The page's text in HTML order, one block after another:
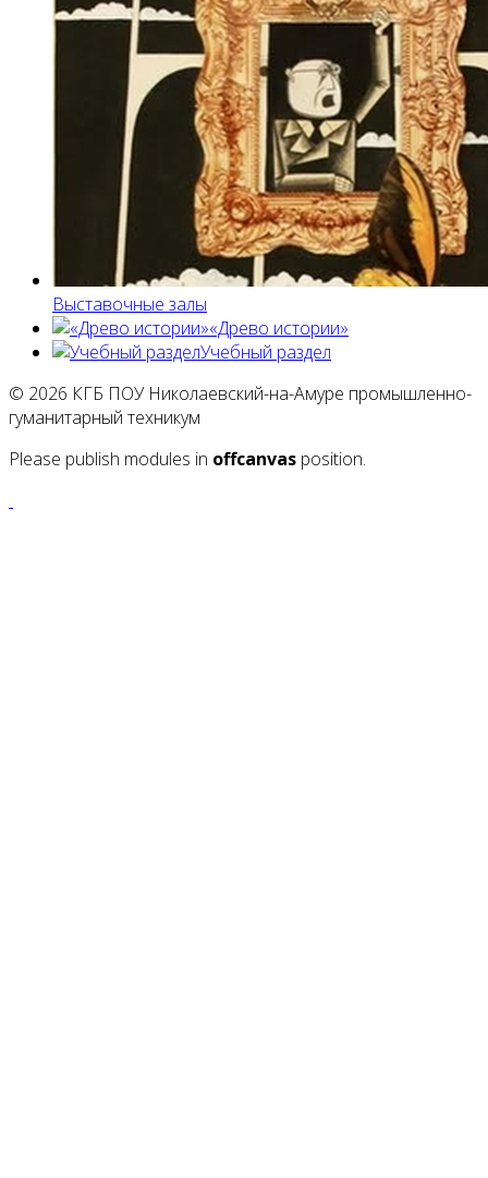
Выставочные залы
«Древо истории»
Учебный раздел
© 2026 КГБ ПОУ Николаевский-на-Амуре промышленно-
гуманитарный техникум
Please publish modules in offcanvas position.